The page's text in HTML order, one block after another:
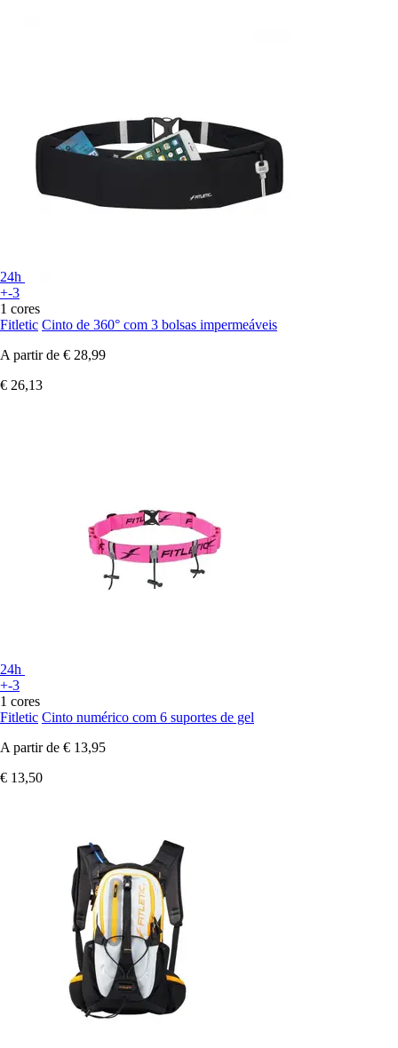
24h
+-3
1 cores
Fitletic Cinto de 360° com 3 bolsas impermeáveis
A partir de € 28,99
€ 26,13
24h
+-3
1 cores
Fitletic Cinto numérico com 6 suportes de gel
A partir de € 13,95
€ 13,50